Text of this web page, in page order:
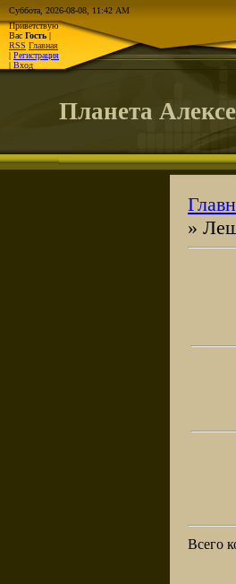
Суббота, 2026-08-08, 11:42 AM
Приветствую
Вас Гость |
RSS Главная
| Регистрация
| Вход
Планета
»
Всего